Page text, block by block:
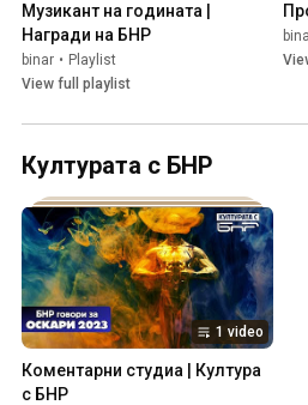
Музикант на годината |
Награди на БНР
binar • Playlist
View full playlist
Културата с БНР
1 video
Коментарни студиа | Култура
с БНР